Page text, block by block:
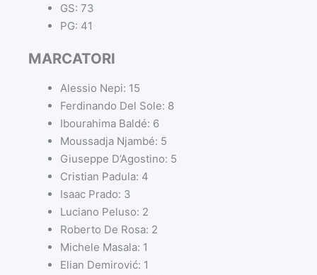
GS: 73
PG: 41
MARCATORI
Alessio Nepi: 15
Ferdinando Del Sole: 8
Ibourahima Baldé: 6
Moussadja Njambé: 5
Giuseppe D’Agostino: 5
Cristian Padula: 4
Isaac Prado: 3
Luciano Peluso: 2
Roberto De Rosa: 2
Michele Masala: 1
Elian Demirović: 1